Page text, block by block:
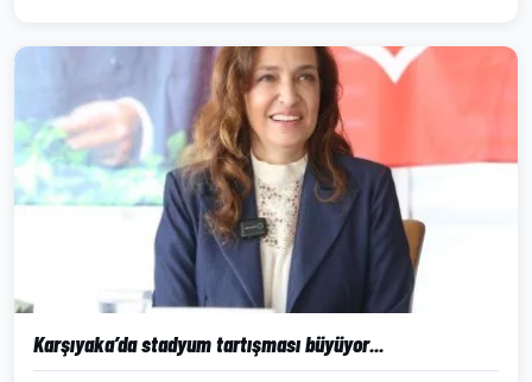
Karşıyaka’da stadyum tartışması büyüyor...